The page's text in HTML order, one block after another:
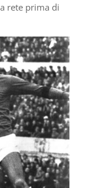
rete prima di